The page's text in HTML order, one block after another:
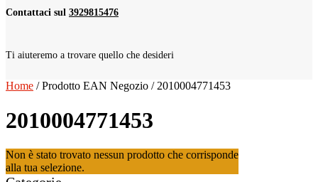
Contattaci sul 3929815476
Ti aiuteremo a trovare quello che desideri
Home /Prodotto EAN Negozio / 2010004771453
2010004771453
Non è stato trovato nessun prodotto che corrisponde
alla tua selezione.